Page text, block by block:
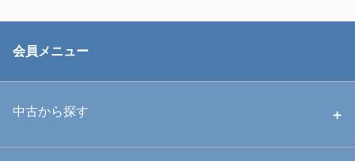
会員メニュー
中古から探す